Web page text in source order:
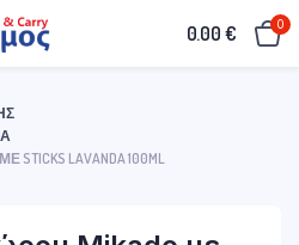
0.00€ 0
LAVANDA 100ML